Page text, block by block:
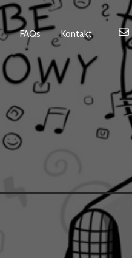
FAQs Kontakt